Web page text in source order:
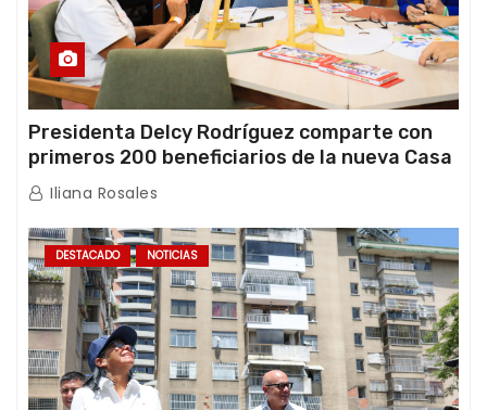
Presidenta Delcy Rodríguez comparte con
primeros 200 beneficiarios de la nueva Casa
de los Abuelos “La Primavera” en Caracas
Iliana Rosales
DESTACADO NOTICIAS